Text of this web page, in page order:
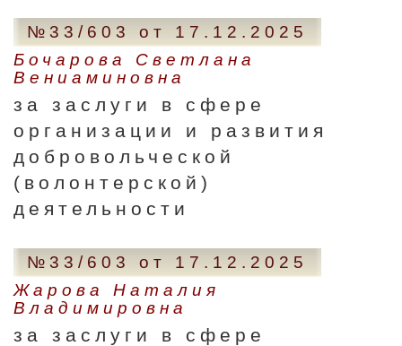
№33/603 от 17.12.2025
Бочарова Светлана
Вениаминовна
за заслуги в сфере
организации и развития
добровольческой
(волонтерской)
деятельности
№33/603 от 17.12.2025
Жарова Наталия
Владимировна
за заслуги в сфере